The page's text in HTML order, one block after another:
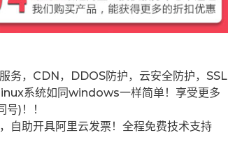
务，CDN，DDOS防护，云安全防护，SSL
系统如同windows一样简单！享受更多
号)！！
自助开具阿里云发票！全程免费技术支持